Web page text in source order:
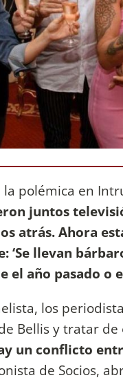
polémica en
juntos
atrás. Ahora
‘Se llevan
el año pasado o
los
Bellis y tratar
un conflicto
de Socios,